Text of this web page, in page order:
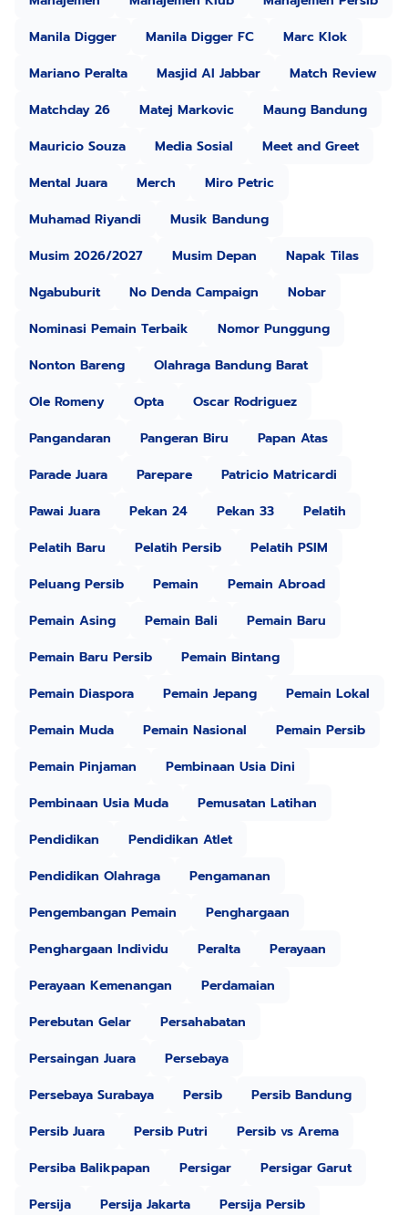
Manila Digger
Manila Digger FC
Marc Klok
Mariano Peralta
Masjid Al Jabbar
Match Review
Matchday 26
Matej Markovic
Maung Bandung
Mauricio Souza
Media Sosial
Meet and Greet
Mental Juara
Merch
Miro Petric
Muhamad Riyandi
Musik Bandung
Musim 2026/2027
Musim Depan
Napak Tilas
Ngabuburit
No Denda Campaign
Nobar
Nominasi Pemain Terbaik
Nomor Punggung
Nonton Bareng
Olahraga Bandung Barat
Ole Romeny
Opta
Oscar Rodriguez
Pangandaran
Pangeran Biru
Papan Atas
Parade Juara
Parepare
Patricio Matricardi
Pawai Juara
Pekan 24 Pekan 33
Pelatih
Pelatih Baru
Pelatih Persib
Pelatih PSIM
Peluang Persib
Pemain
Pemain Abroad
Pemain Asing
Pemain Bali
Pemain Baru
Pemain Baru Persib
Pemain Bintang
Pemain Diaspora
Pemain Jepang
Pemain Lokal
Pemain Muda
Pemain Nasional
Pemain Persib
Pemain Pinjaman
Pembinaan Usia Dini
Pembinaan Usia Muda
Pemusatan Latihan
Pendidikan
Pendidikan Atlet
Pendidikan Olahraga
Pengamanan
Pengembangan Pemain
Penghargaan
Penghargaan Individu
Peralta
Perayaan
Perayaan Kemenangan
Perdamaian
Perebutan Gelar
Persahabatan
Persaingan Juara
Persebaya
Persebaya Surabaya
Persib
Persib Bandung
Persib Juara
Persib Putri
Persib vs Arema
Persiba Balikpapan
Persigar
Persigar Garut
Persija
Persija Jakarta Persija Persib